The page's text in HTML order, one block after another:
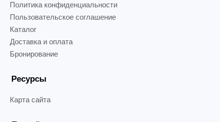
Политика конфиденциальности
Пользовательское соглашение
Каталог
Доставка и оплата
Бронирование
Ресурсы
Карта сайта